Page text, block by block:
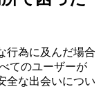
行為に及んだ場合
てのユーザーが
全な出会いについ